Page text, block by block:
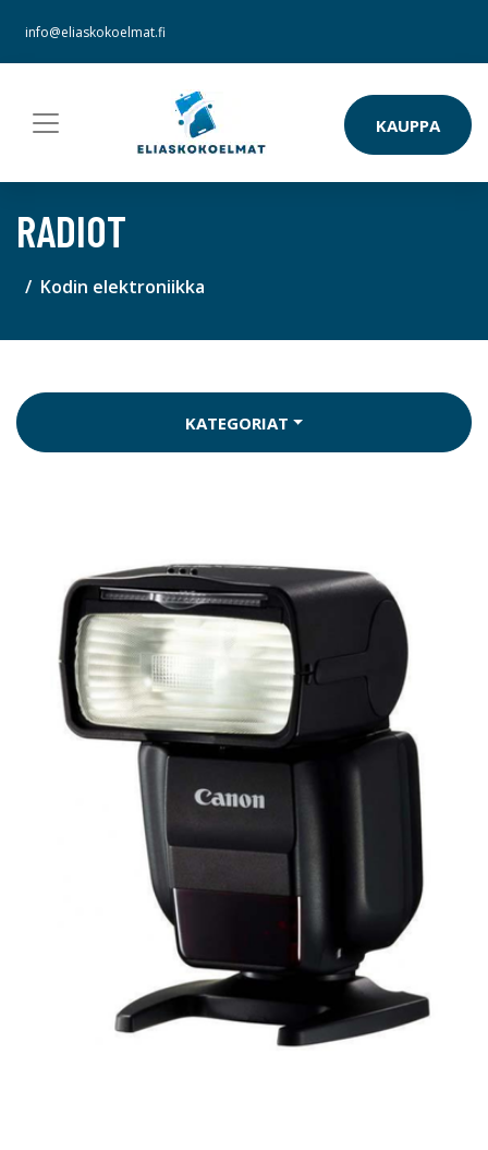
info@eliaskokoelmat.fi
KAUPPA
RADIOT
Kodin elektroniikka
KATEGORIAT